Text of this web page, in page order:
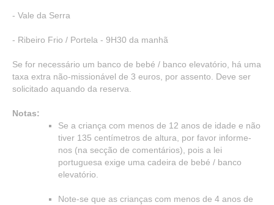
- Vale da Serra
- Ribeiro Frio / Portela - 9H30 da manhã
Se for necessário um banco de bebé / banco elevatório, há uma
taxa extra não-missionável de 3 euros, por assento. Deve ser
solicitado aquando da reserva.
Notas:
Se a criança com menos de 12 anos de idade e não
tiver 135 centímetros de altura, por favor informe-
nos (na secção de comentários), pois a lei
portuguesa exige uma cadeira de bebé / banco
elevatório.
Note-se que as crianças com menos de 4 anos de